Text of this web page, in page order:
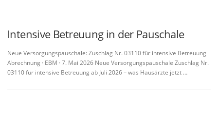
Intensive Betreuung in der Pauschale
Neue Versorgungspauschale: Zuschlag Nr. 03110 für intensive Betreuung
Abrechnung · EBM · 7. Mai 2026 Neue Versorgungspauschale Zuschlag Nr.
03110 für intensive Betreuung ab Juli 2026 – was Hausärzte jetzt …